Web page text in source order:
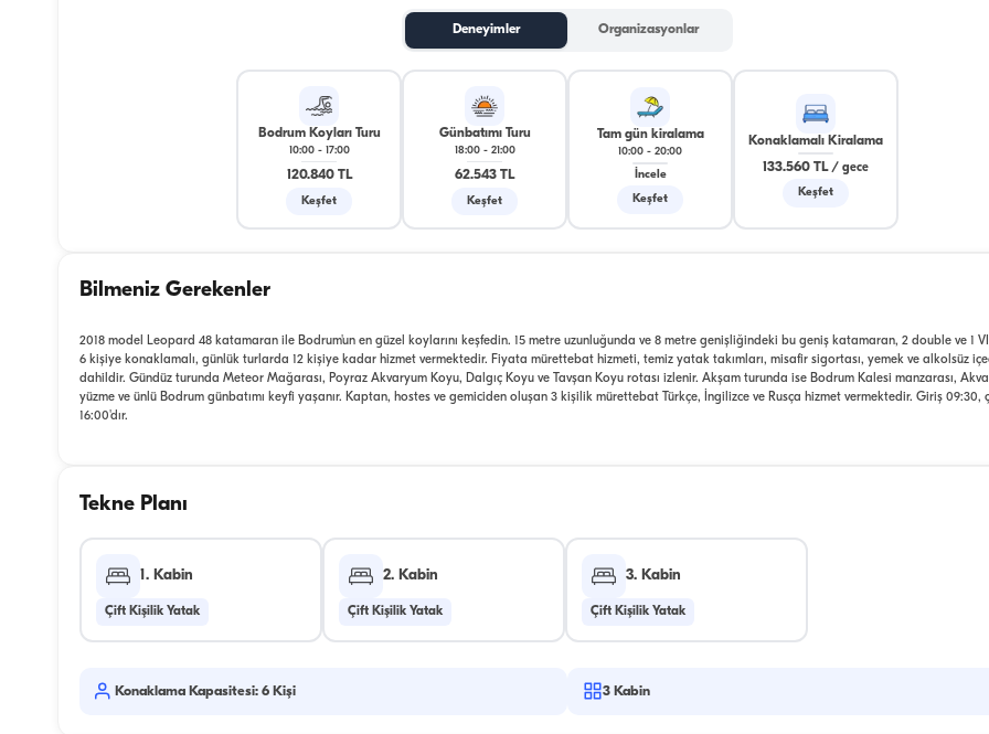
Deneyimler Organizasyonlar
Bodrum Koyları Turu
10:00- 17:00
120.840 TL
Keşfet
Günbatımı Turu
18:00- 21:00
62.543 TL
Keşfet
Tam gün kiralama
10:00 - 20:00
İncele
Keşfet
Konaklamalı Kiralama
133.560 TL/ gece
Keşfet
Bilmeniz Gerekenler
2018 model Leopard 48 katamaran ile Bodrum'un en güzel koylarını keşfedin. 15 metre uzunluğunda ve 8 metre genişliğindeki bu geniş katamaran, 2 double ve 1
6 kişiye konaklamalı, günlük turlarda 12 kişiye kadar hizmet vermektedir. Fiyata mürettebat hizmeti, temiz yatak takımları, misafir sigortası, yemek ve alkolsüz
dahildir. Gündüz turunda Meteor Mağarası, Poyraz Akvaryum Koyu, Dalgıç Koyu ve Tavşan Koyu rotası izlenir. Akşam turunda ise Bodrum Kalesi manzarası,
yüzme ve ünlü Bodrum günbatımı keyfi yaşanır. Kaptan, hostes ve gemiciden oluşan 3 kişilik mürettebat Türkçe, İngilizce ve Rusça hizmet vermektedir. Giriş 09:30,
16:00'dır.
Tekne Planı
1. Kabin
Çift Kişilik Yatak
2. Kabin
Çift Kişilik Yatak
3. Kabin
Çift Kişilik Yatak
Konaklama Kapasitesi: 6 Kişi 3 Kabin